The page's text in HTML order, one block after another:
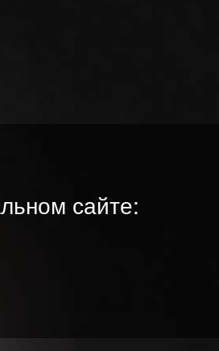
сайте: